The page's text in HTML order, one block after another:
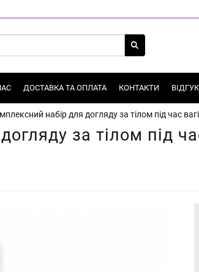
ДОСТАВКА ТА ОПЛАТА КОНТАКТИ
набір для догляду за тілом під час
за тілом під